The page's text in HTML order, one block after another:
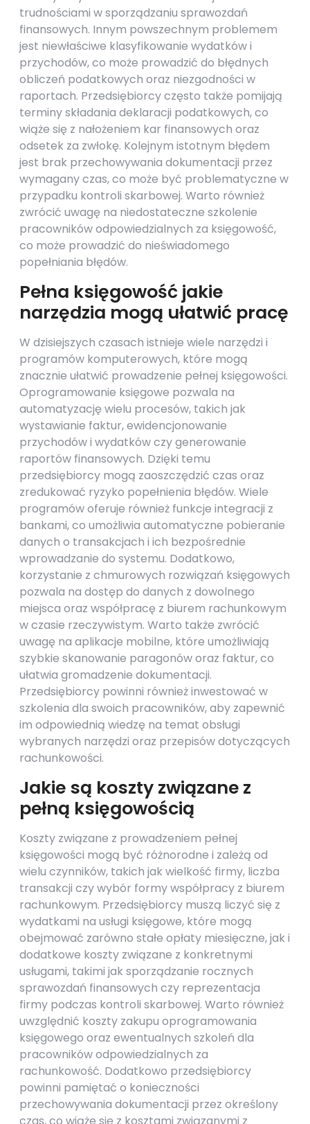
trudnościami w sporządzaniu sprawozdań
finansowych. Innym powszechnym problemem
jest niewłaściwe klasyfikowanie wydatków i
przychodów, co może prowadzić do błędnych
obliczeń podatkowych oraz niezgodności w
raportach. Przedsiębiorcy często także pomijają
terminy składania deklaracji podatkowych, co
wiąże się z nałożeniem kar finansowych oraz
odsetek za zwłokę. Kolejnym istotnym błędem
jest brak przechowywania dokumentacji przez
wymagany czas, co może być problematyczne w
przypadku kontroli skarbowej. Warto również
zwrócić uwagę na niedostateczne szkolenie
pracowników odpowiedzialnych za księgowość,
co może prowadzić do nieświadomego
popełniania błędów.
Pełna księgowość jakie
narzędzia mogą ułatwić pracę
W dzisiejszych czasach istnieje wiele narzędzi i
programów komputerowych, które mogą
znacznie ułatwić prowadzenie pełnej księgowości.
Oprogramowanie księgowe pozwala na
automatyzację wielu procesów, takich jak
wystawianie faktur, ewidencjonowanie
przychodów i wydatków czy generowanie
raportów finansowych. Dzięki temu
przedsiębiorcy mogą zaoszczędzić czas oraz
zredukować ryzyko popełnienia błędów. Wiele
programów oferuje również funkcje integracji z
bankami, co umożliwia automatyczne pobieranie
danych o transakcjach i ich bezpośrednie
wprowadzanie do systemu. Dodatkowo,
korzystanie z chmurowych rozwiązań księgowych
pozwala na dostęp do danych z dowolnego
miejsca oraz współpracę z biurem rachunkowym
w czasie rzeczywistym. Warto także zwrócić
uwagę na aplikacje mobilne, które umożliwiają
szybkie skanowanie paragonów oraz faktur, co
ułatwia gromadzenie dokumentacji.
Przedsiębiorcy powinni również inwestować w
szkolenia dla swoich pracowników, aby zapewnić
im odpowiednią wiedzę na temat obsługi
wybranych narzędzi oraz przepisów dotyczących
rachunkowości.
Jakie są koszty związane z
pełną księgowością
Koszty związane z prowadzeniem pełnej
księgowości mogą być różnorodne i zależą od
wielu czynników, takich jak wielkość firmy, liczba
transakcji czy wybór formy współpracy z biurem
rachunkowym. Przedsiębiorcy muszą liczyć się z
wydatkami na usługi księgowe, które mogą
obejmować zarówno stałe opłaty miesięczne, jak i
dodatkowe koszty związane z konkretnymi
usługami, takimi jak sporządzanie rocznych
sprawozdań finansowych czy reprezentacja
firmy podczas kontroli skarbowej. Warto również
uwzględnić koszty zakupu oprogramowania
księgowego oraz ewentualnych szkoleń dla
pracowników odpowiedzialnych za
rachunkowość. Dodatkowo przedsiębiorcy
powinni pamiętać o konieczności
przechowywania dokumentacji przez określony